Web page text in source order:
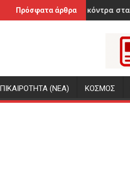
Πρόσφατα άρθρα
κόντρα στα Τρίκαλα η AEL
Η 18χρονη
(ΝΕΑ) ΚΟΣΜΟΣ